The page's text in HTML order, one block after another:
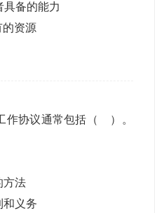
具备的能力
的资源
作协议通常包括（ ）。
方法
和义务